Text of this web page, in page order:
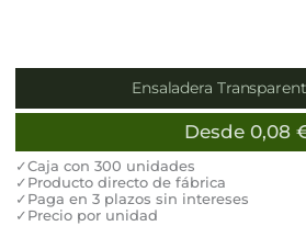
Ensaladera
Desde 0,08
✓Caja con 300 unidades
✓Producto directo de fábrica
✓Paga en 3 plazos sin intereses
✓Precio por unidad